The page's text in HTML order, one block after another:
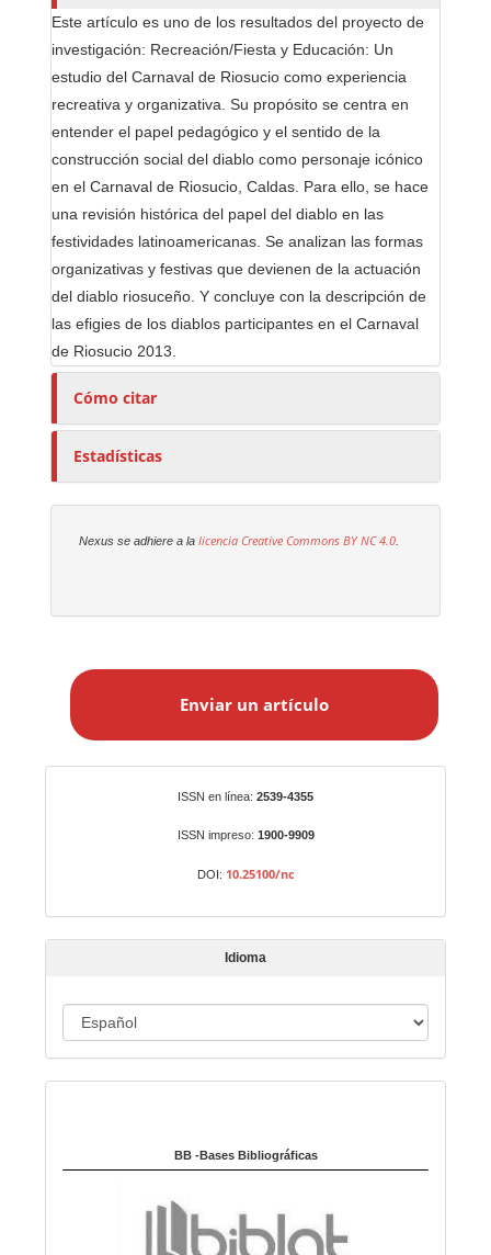
e
s
/
a
s
Este artículo es uno de los resultados del proyecto de
investigación: Recreación/Fiesta y Educación: Un
estudio del Carnaval de Riosucio como experiencia
recreativa y organizativa. Su propósito se centra en
entender el papel pedagógico y el sentido de la
construcción social del diablo como personaje icónico
en el Carnaval de Riosucio, Caldas. Para ello, se hace
una revisión histórica del papel del diablo en las
festividades latinoamericanas. Se analizan las formas
organizativas y festivas que devienen de la actuación
del diablo riosuceño. Y concluye con la descripción de
las efigies de los diablos participantes en el Carnaval
de Riosucio 2013.
Cómo citar
Estadísticas
Nexus se adhiere a lalicencia Creative CommonsBY NC 4.0
a
t
í
o
Enviar un artículo
ISSN en línea: 2539-4355
ISSN impreso: 1900-9909
DOI: 10.25100/nc
Idioma
d
a
BB -Bases Bibliográficas